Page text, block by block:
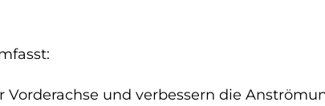
und verbessern die